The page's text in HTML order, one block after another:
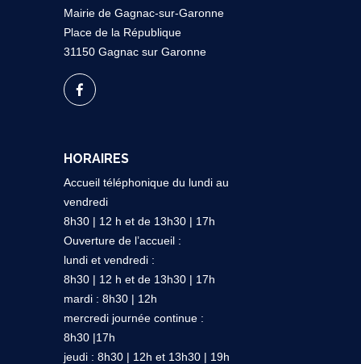
Mairie de Gagnac-sur-Garonne
Place de la République
31150 Gagnac sur Garonne
HORAIRES
Accueil téléphonique du lundi au
vendredi
8h30 | 12 h et de 13h30 | 17h
Ouverture de l’accueil :
lundi et vendredi :
8h30 | 12 h et de 13h30 | 17h
mardi : 8h30 | 12h
mercredi journée continue :
8h30 |17h
jeudi : 8h30 | 12h et 13h30 | 19h